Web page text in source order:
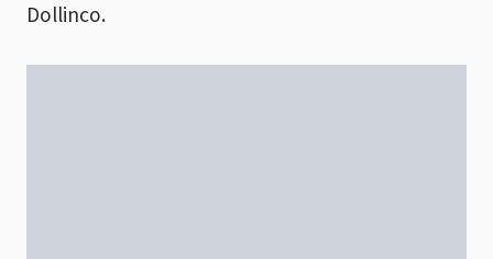
Dollinco.